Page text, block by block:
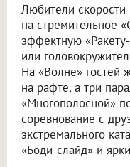
Любители скорости
на стремительное
эффектную
или
На «Волне» гостей
на рафте, а три
«Многополосной»
соревнование с
экстремального
«Боди-слайд» и